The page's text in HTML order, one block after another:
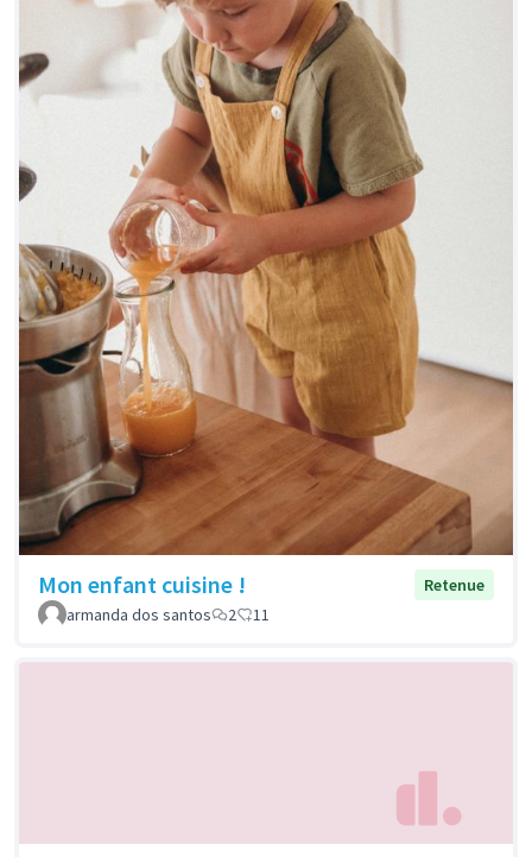
Mon enfant cuisine !
Retenue
armanda dos santos
2 11